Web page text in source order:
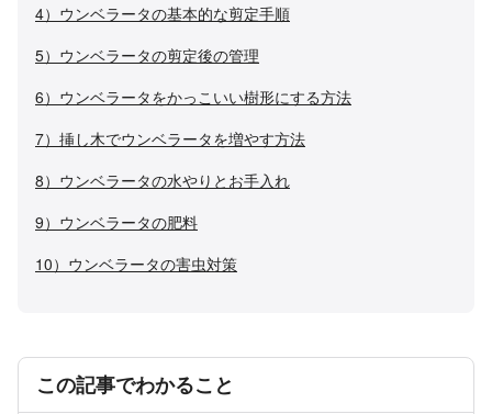
4）ウンベラータの基本的な剪定手順
5）ウンベラータの剪定後の管理
6）ウンベラータをかっこいい樹形にする方法
7）挿し木でウンベラータを増やす方法
8）ウンベラータの水やりとお手入れ
9）ウンベラータの肥料
10）ウンベラータの害虫対策
この記事でわかること